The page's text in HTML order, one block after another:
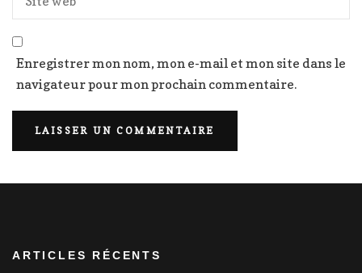
Enregistrer mon nom, mon e-mail et mon site dans le
navigateur pour mon prochain commentaire.
ARTICLES RÉCENTS